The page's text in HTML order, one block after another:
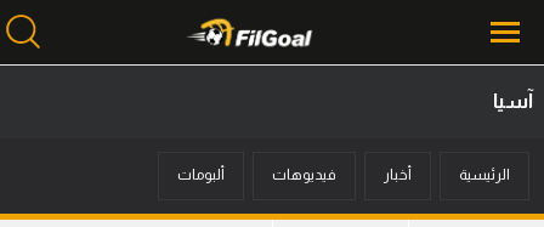
آسيا
الرئيسية أخبار فيديوهات ألبومات